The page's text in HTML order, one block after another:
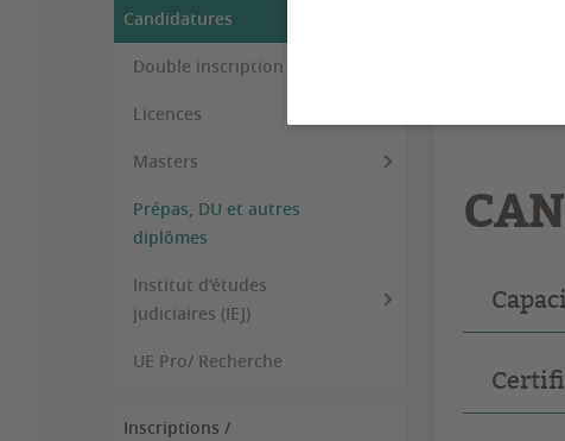
Candidatures
Double inscription CPGE
Licences
Masters
Prépas, DU et autres
diplômes
Institut d'études
judiciaires (IEJ)
UE Pro/ Recherche
Inscriptions /